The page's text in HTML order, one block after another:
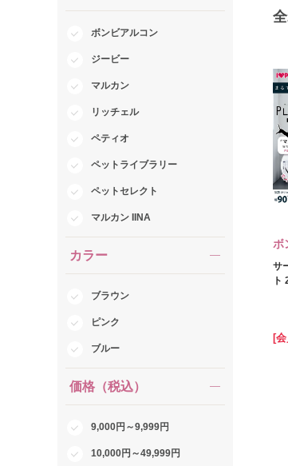
ボンビアルコン
ジービー
マルカン
リッチェル
ペティオ
ペットライブラリー
ペットセレクト
マルカン IINA
カラー
ブラウン
ピンク
ブルー
価格（税込）
9,000円～9,999円
10,000円～49,999円
全
ボ
サ
ト
[